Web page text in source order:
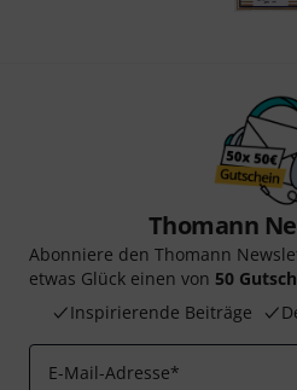
Thomann
Abonniere den Thomann
etwas Glück einen von 50
Inspirierende Beiträge
E-Mail-Adresse*